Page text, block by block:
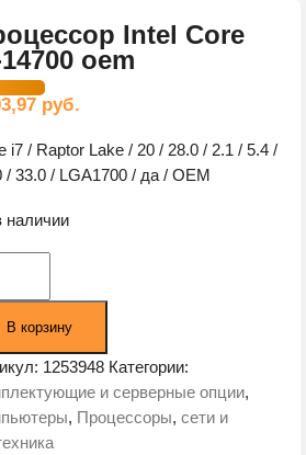
Intel Core
oem
руб.
i7 / Raptor Lake / 20 / 28.0 / 2.1 / 5.4 /
/ 33.0 / LGA1700 / да / OEM
наличии
В корзину
1253948 Категории:
и серверные опции,
, Процессоры,сети и